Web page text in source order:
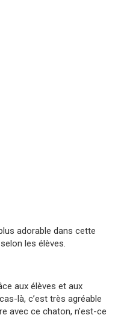
adorable dans cette
les élèves.
aux élèves et aux
là, c’est très agréable
avec ce chaton, n’est-ce